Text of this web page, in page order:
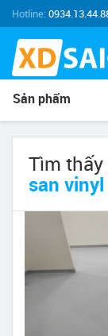
Hotline:
Sản phẩm
Tìm
san